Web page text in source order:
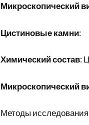
Микроскопический
Цистиновые камни:
Химический состав:
Микроскопический
Методы